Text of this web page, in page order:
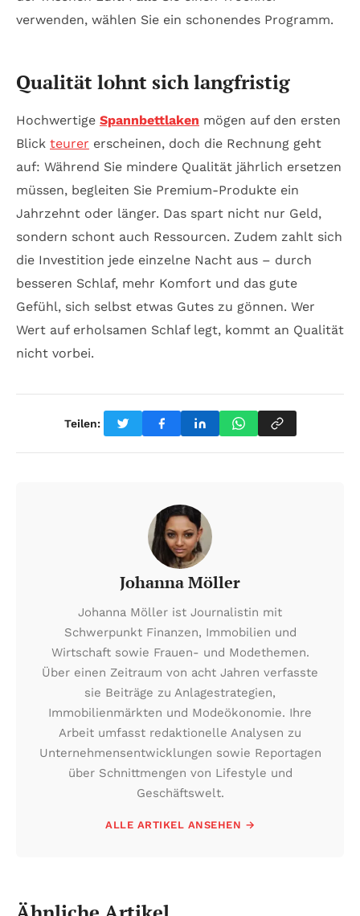
verwenden, wählen Sie ein schonendes Programm.
Qualität lohnt sich langfristig
Hochwertige Spannbettlaken mögen auf den ersten
Blick teurer erscheinen, doch die Rechnung geht
auf: Während Sie mindere Qualität jährlich ersetzen
müssen, begleiten Sie Premium-Produkte ein
Jahrzehnt oder länger. Das spart nicht nur Geld,
sondern schont auch Ressourcen. Zudem zahlt sich
die Investition jede einzelne Nacht aus – durch
besseren Schlaf, mehr Komfort und das gute
Gefühl, sich selbst etwas Gutes zu gönnen. Wer
Wert auf erholsamen Schlaf legt, kommt an Qualität
nicht vorbei.
Teilen:
Johanna Möller
Johanna Möller ist Journalistin mit
Schwerpunkt Finanzen, Immobilien und
Wirtschaft sowie Frauen- und Modethemen.
Über einen Zeitraum von acht Jahren verfasste
sie Beiträge zu Anlagestrategien,
Immobilienmärkten und Modeökonomie. Ihre
Arbeit umfasst redaktionelle Analysen zu
Unternehmensentwicklungen sowie Reportagen
über Schnittmengen von Lifestyle und
Geschäftswelt.
ALLE ARTIKEL ANSEHEN →